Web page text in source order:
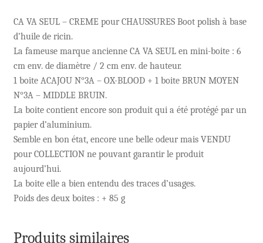
CA VA SEUL – CREME pour CHAUSSURES Boot polish à base
d’huile de ricin.
La fameuse marque ancienne CA VA SEUL en mini-boite : 6
cm env. de diamètre / 2 cm env. de hauteur.
1 boite ACAJOU N°3A – OX-BLOOD + 1 boite BRUN MOYEN
N°3A – MIDDLE BRUIN.
La boite contient encore son produit qui a été protégé par un
papier d’aluminium.
Semble en bon état, encore une belle odeur mais VENDU
pour COLLECTION ne pouvant garantir le produit
aujourd’hui.
La boite elle a bien entendu des traces d’usages.
Poids des deux boites : + 85 g
Produits similaires